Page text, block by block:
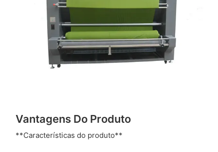
Vantagens Do Produto
**Características do produto**